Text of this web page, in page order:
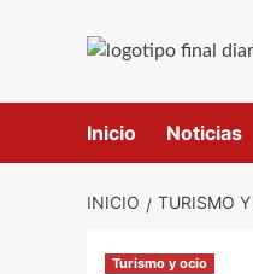
Inicio Noticias
INICIO TURISMO
Turismo y ocio